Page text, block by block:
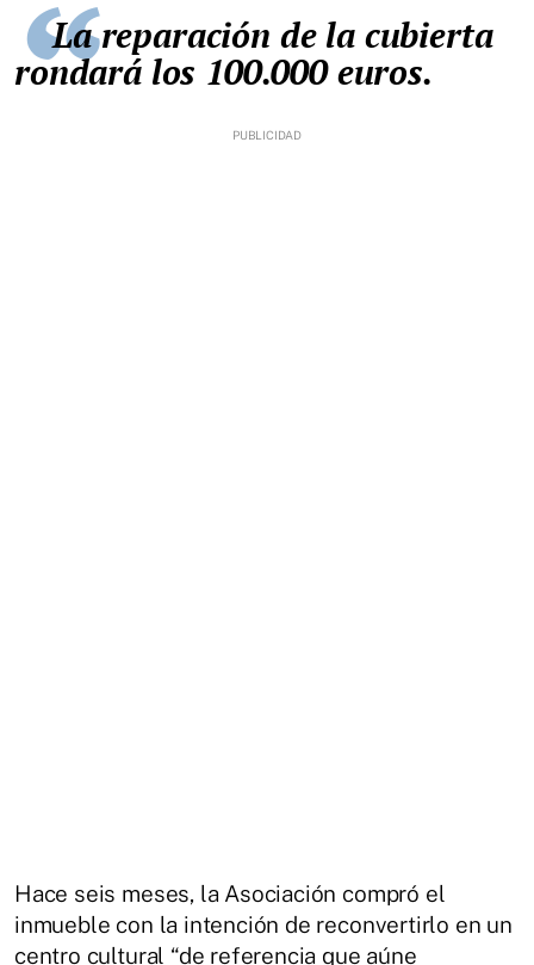
La reparación de la cubierta
rondará los 100.000 euros.
Hace seis meses, la Asociación compró el
inmueble con la intención de reconvertirlo en un
centro cultural “de referencia que aúne